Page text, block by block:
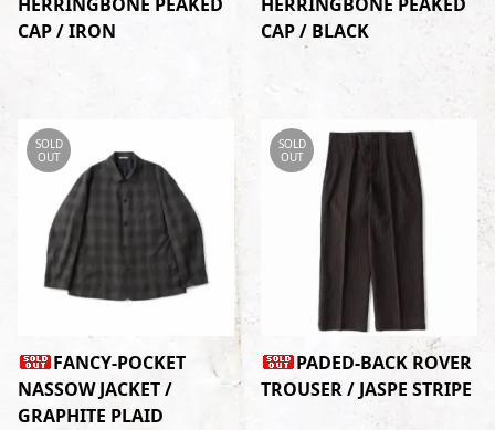
CAP / IRON
CAP / BLACK
FANCY-POCKET
NASSOW JACKET /
GRAPHITE PLAID
SOLD
OUT
PADED-BACK ROVER
TROUSER / JASPE STRIPE
SOLD
OUT